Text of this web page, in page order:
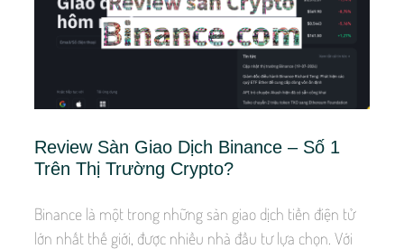
Review Sàn Giao Dịch Binance – Số 1
Trên Thị Trường Crypto?
Binance là một trong những sàn giao dịch tiền điện tử
lớn nhất thế giới, được nhiều nhà đầu tư lựa chọn. Với